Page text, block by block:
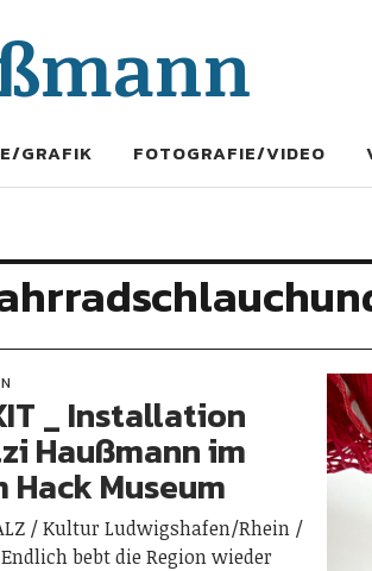
GRAFIK FOTOGRAFIE/VIDEO
_ Installation
Haußmann im
Museum
/ Kultur Ludwigshafen/Rhein /
bebt die Region wieder